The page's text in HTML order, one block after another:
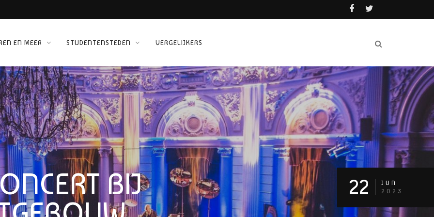
EN MEER STUDENTENSTEDEN VERGELIJKERS
BIJ
22
JUN
2023